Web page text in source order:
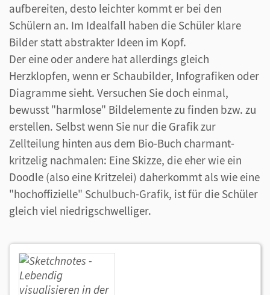
aufbereiten, desto leichter kommt er bei den
Schülern an. Im Idealfall haben die Schüler klare
Bilder statt abstrakter Ideen im Kopf.
Der eine oder andere hat allerdings gleich
Herzklopfen, wenn er Schaubilder, Infografiken oder
Diagramme sieht. Versuchen Sie doch einmal,
bewusst "harmlose" Bildelemente zu finden bzw. zu
erstellen. Selbst wenn Sie nur die Grafik zur
Zellteilung hinten aus dem Bio-Buch charmant-
kritzelig nachmalen: Eine Skizze, die eher wie ein
Doodle (also eine Kritzelei) daherkommt als wie eine
"hochoffizielle" Schulbuch-Grafik, ist für die Schüler
gleich viel niedrigschwelliger.